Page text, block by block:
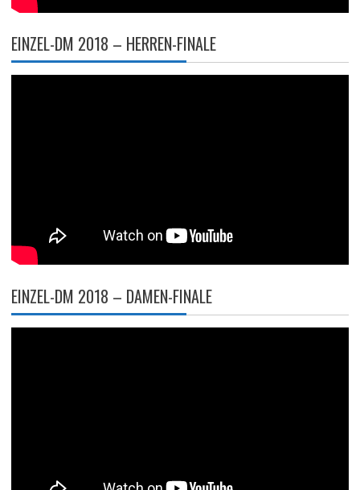
EINZEL-DM 2018 – HERREN-FINALE
EINZEL-DM 2018 – DAMEN-FINALE